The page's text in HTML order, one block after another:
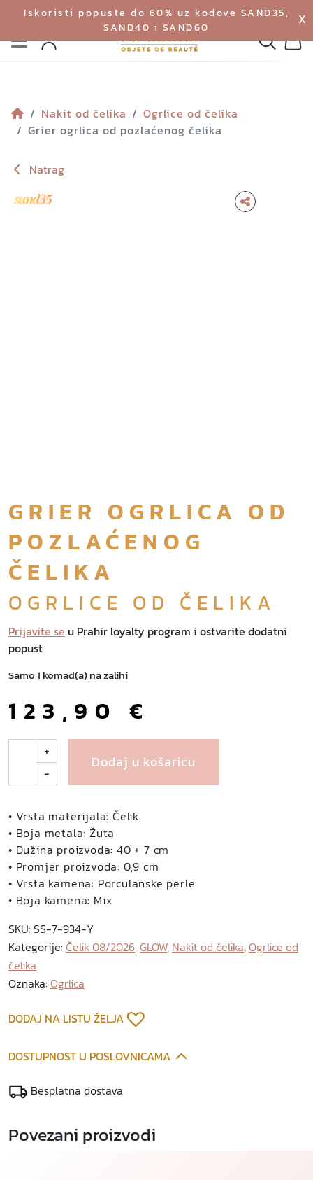
Iskoristi popuste do 60% uz kodove SAND35,
SAND40 i SAND60
X
Izbornik
Profil
Nakit od čelika
Ogrlice od čelika
Grier ogrlica od pozlaćenog čelika
Natrag
GRIER OGRLICA OD
POZLAĆENOG
ČELIKA
OGRLICE OD ČELIKA
Prijavite se u Prahir loyalty program i ostvarite dodatni
popust
Samo 1 komad(a) na zalihi
123,90 €
i
r
o
g
r
l
i
a
o
d
p
z
a
e
n
g
+
-
Dodaj u košaricu
• Vrsta materijala: Čelik
• Boja metala: Žuta
• Dužina proizvoda: 40 + 7 cm
• Promjer proizvoda: 0,9 cm
• Vrsta kamena: Porculanske perle
• Boja kamena: Mix
SKU: SS-7-934-Y
Kategorije: Čelik 08/2026,GLOW, Nakit od čelika,Ogrlice od
čelika
Oznaka: Ogrlica
DODAJ NA LISTU ŽELJA
DOSTUPNOST U POSLOVNICAMA
Besplatna dostava
Povezani proizvodi